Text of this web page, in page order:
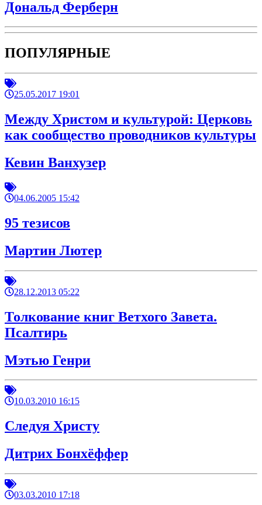
Дональд Ферберн
ПОПУЛЯРНЫЕ
25.05.2017 19:01
Между Христом и культурой: Церковь
как сообщество проводников культуры
Кевин Ванхузер
04.06.2005 15:42
95 тезисов
Мартин Лютер
28.12.2013 05:22
Толкование книг Ветхого Завета.
Псалтирь
Мэтью Генри
10.03.2010 16:15
Следуя Христу
Дитрих Бонхёффер
03.03.2010 17:18